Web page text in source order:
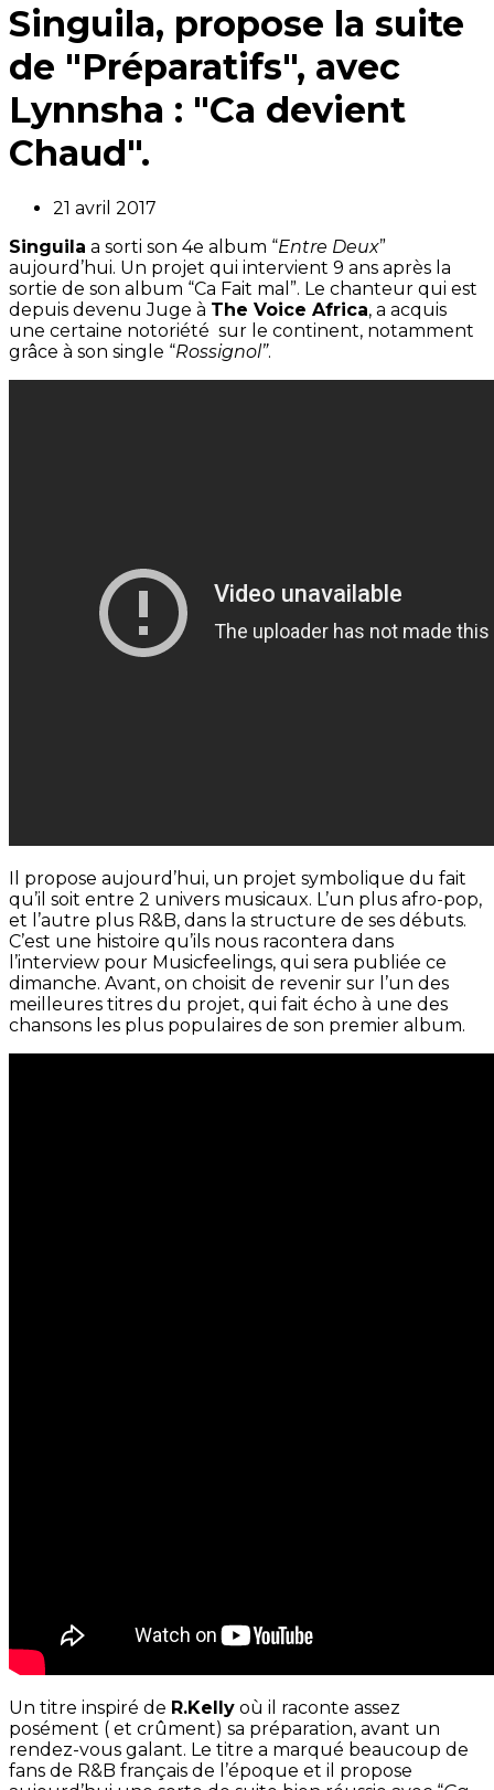
Singuila, propose la suite
de "Préparatifs", avec
Lynnsha : "Ca devient
Chaud".
21 avril 2017
Singuila a sorti son 4e album “Entre Deux”
aujourd’hui. Un projet qui intervient 9 ans après la
sortie de son album “Ca Fait mal”. Le chanteur qui est
depuis devenu Juge à The Voice Africa, a acquis
une certaine notoriété sur le continent, notamment
grâce à son single “Rossignol”.
Il propose aujourd’hui, un projet symbolique du fait
qu’il soit entre 2 univers musicaux. L’un plus afro-pop,
et l’autre plus R&B, dans la structure de ses débuts.
C’est une histoire qu’ils nous racontera dans
l’interview pour Musicfeelings, qui sera publiée ce
dimanche. Avant, on choisit de revenir sur l’un des
meilleures titres du projet, qui fait écho à une des
chansons les plus populaires de son premier album.
Un titre inspiré de R.Kelly où il raconte assez
posément ( et crûment) sa préparation, avant un
rendez-vous galant. Le titre a marqué beaucoup de
fans de R&B français de l’époque et il propose